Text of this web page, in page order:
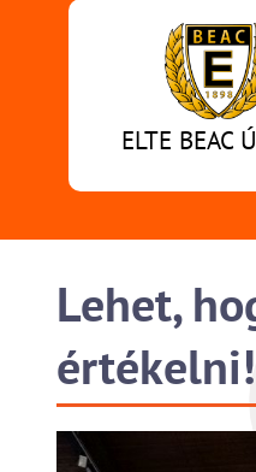
ELTE BEAC
Lehet,
értékelni!